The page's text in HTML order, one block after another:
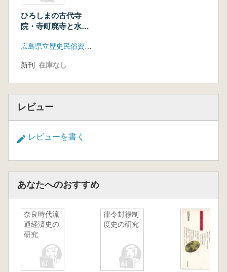
ひろしまの古代寺
院・寺町廃寺と水切
新刊 在庫なし
レビュー
レビューを書く
あなたへのおすすめ
奈良時代流
通経済史の
研究
律令封禄制
度史の研究